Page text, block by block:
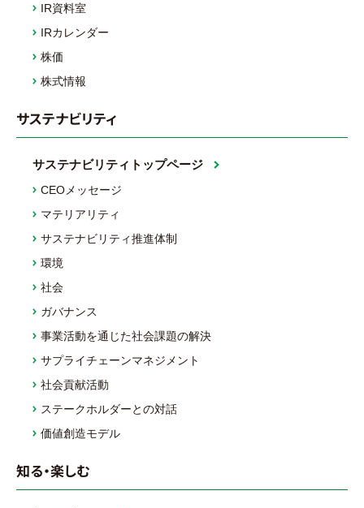
IR資料室
IRカレンダー
株価
株式情報
サステナビリティ
サステナビリティトップページ
CEOメッセージ
マテリアリティ
サステナビリティ推進体制
環境
社会
ガバナンス
事業活動を通じた社会課題の解決
サプライチェーンマネジメント
社会貢献活動
ステークホルダーとの対話
価値創造モデル
知る・楽しむ